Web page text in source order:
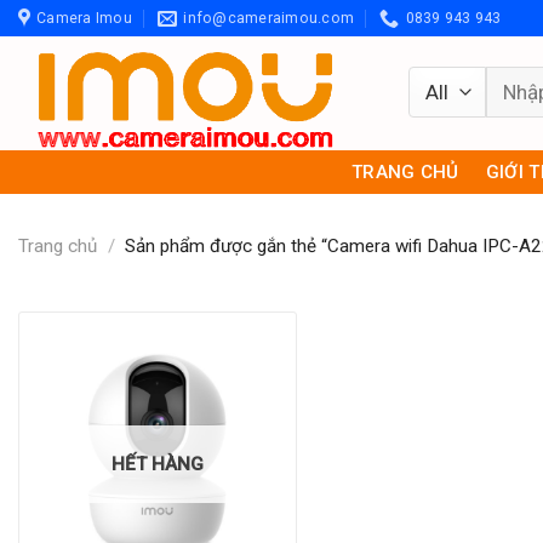
Skip
to
Camera Imou info@cameraimou.com 0839 943 943
Tìm
kiếm:
TRANG CHỦ GIỚI
Trang chủ / Sản phẩm được gắn thẻ “Camera wifi Dahua IPC-
HẾT HÀNG